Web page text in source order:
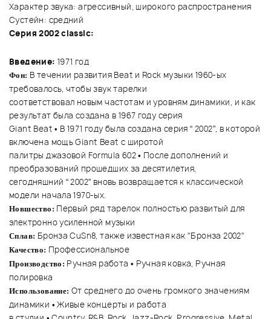
Характер звука: агрессивный, широкого распространения
Сустейн: средний
Серия 2002 classic:
Введение: 1971 год
Фон: В течении развития Beat и Rock музыки 1960-ых
требовалось, чтобы звук тарелки
соответствовал новым частотам и уровням динамики, и как
результат была создана в 1967 году серия
Giant Beat • В 1971 году была создана серия “ 2002”, в которой
включена мощь Giant Beat с широтой
палитры джазовой Formula 602 • После дополнений и
преобразований прошедших за десятилетия,
сегодняшний “2002” вновь возвращается к классической
модели начала 1970-ых.
Новшество: Первый ряд тарелок полностью развитый для
электронно усиленной музыки
Сплав: Бронза CuSn8, также известная как "Бронза 2002"
Качество: Профессиональное
Производство: Ручная работа • Ручная ковка, Ручная
полировка
Использование: От среднего до очень громкого значениям
динамики • Живые концерты и работа